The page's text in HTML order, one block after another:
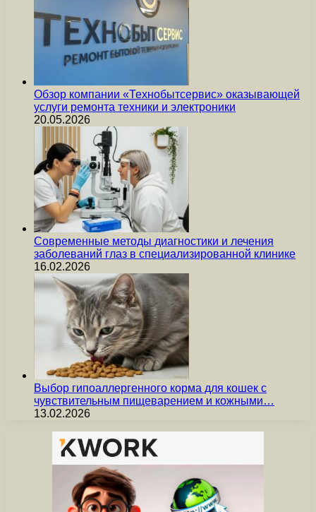
Обзор компании «Технобытсервис» оказывающей
услуги ремонта техники и электроники
20.05.2026
Современные методы диагностики и лечения
заболеваний глаз в специализированной клинике
16.02.2026
Выбор гипоаллергенного корма для кошек с
чувствительным пищеварением и кожными…
13.02.2026